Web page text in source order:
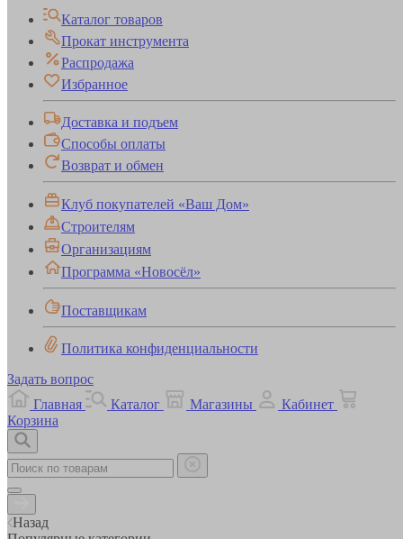
Каталог товаров
Прокат инструмента
Распродажа
Избранное
Доставка и подъем
Способы оплаты
Возврат и обмен
Клуб покупателей «Ваш Дом»
Строителям
Организациям
Программа «Новосёл»
Поставщикам
Политика конфиденциальности
Задать вопрос
Главная
Каталог Магазины
Кабинет
Корзина
Назад